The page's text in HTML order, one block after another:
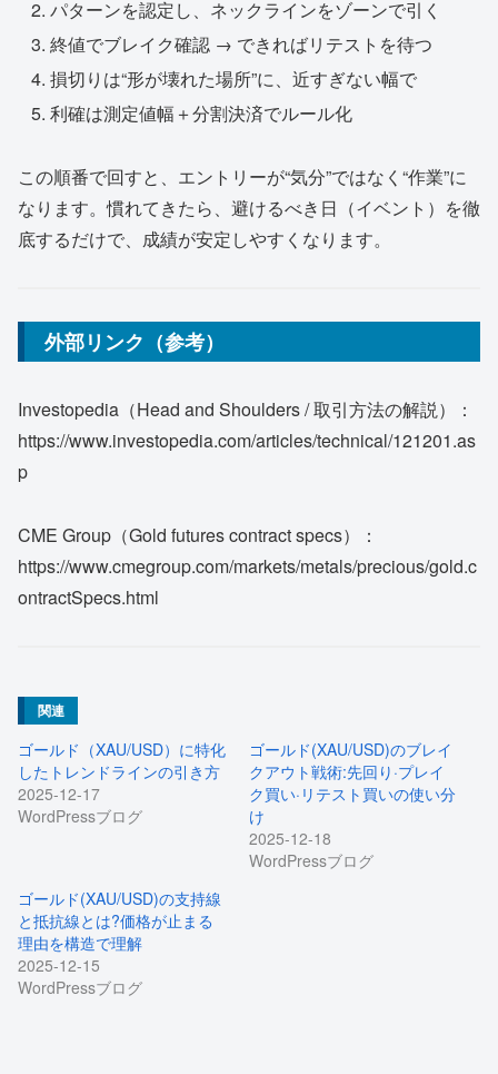
パターンを認定し、ネックラインをゾーンで引く
終値でブレイク確認 → できればリテストを待つ
損切りは“形が壊れた場所”に、近すぎない幅で
利確は測定値幅＋分割決済でルール化
この順番で回すと、エントリーが“気分”ではなく“作業”に
なります。慣れてきたら、避けるべき日（イベント）を徹
底するだけで、成績が安定しやすくなります。
外部リンク（参考）
Investopedia（Head and Shoulders / 取引方法の解説）：
https://www.investopedia.com/articles/technical/121201.as
p
CME Group（Gold futures contract specs）：
https://www.cmegroup.com/markets/metals/precious/gold.c
ontractSpecs.html
関連
ゴールド（XAU/USD）に特化
したトレンドラインの引き方
2025-12-17
WordPressブログ
ゴールド(XAU/USD)のブレイ
クアウト戦術:先回り·プレイ
ク買い·リテスト買いの使い分
け
2025-12-18
WordPressブログ
ゴールド(XAU/USD)の支持線
と抵抗線とは?価格が止まる
理由を構造で理解
2025-12-15
WordPressブログ